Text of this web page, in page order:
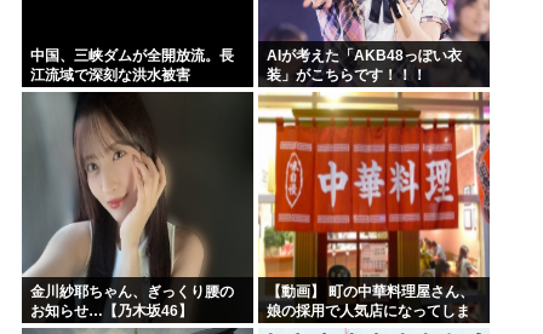
ラジコンのキングタイガーでスズメバチの巣に突撃「ハチから...
中国、三峡ダムが全開放流。長
江流域で深刻な洪水被害
AIが考えた「AKB48っぽい衣
装」がこちらです！！！
金川紗耶ちゃん、ぎっくり腰の
お知らせ…【乃木坂46】
【動画】 町の中華料理屋さん、
娘の採用で人気店になってしま
う